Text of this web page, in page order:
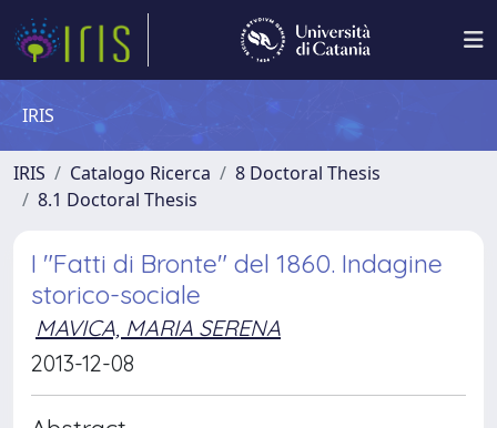
IRIS
IRIS Catalogo Ricerca
8 Doctoral Thesis
8.1 Doctoral Thesis
I "Fatti di Bronte" del 1860. Indagine
storico-sociale
MAVICA, MARIA SERENA
2013-12-08